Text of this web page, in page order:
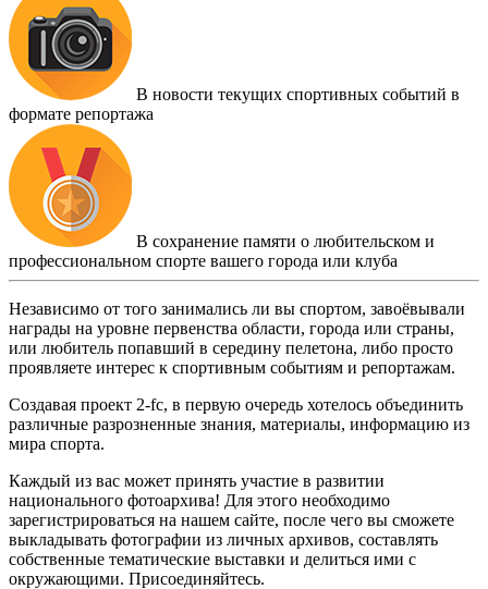
В новости текущих спортивных событий в
формате репортажа
В сохранение памяти о любительском и
профессиональном спорте вашего города или клуба
Независимо от того занимались ли вы спортом, завоёвывали
награды на уровне первенства области, города или страны,
или любитель попавший в середину пелетона, либо просто
проявляете интерес к спортивным событиям и репортажам.
Создавая проект 2-fc, в первую очередь хотелось объединить
различные разрозненные знания, материалы, информацию из
мира спорта.
Каждый из вас может принять участие в развитии
национального фотоархива! Для этого необходимо
зарегистрироваться на нашем сайте, после чего вы сможете
выкладывать фотографии из личных архивов, составлять
собственные тематические выставки и делиться ими с
окружающими. Присоединяйтесь.